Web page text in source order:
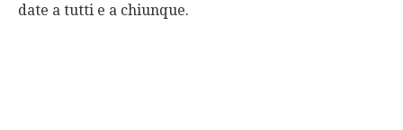
date a tutti e a chiunque.